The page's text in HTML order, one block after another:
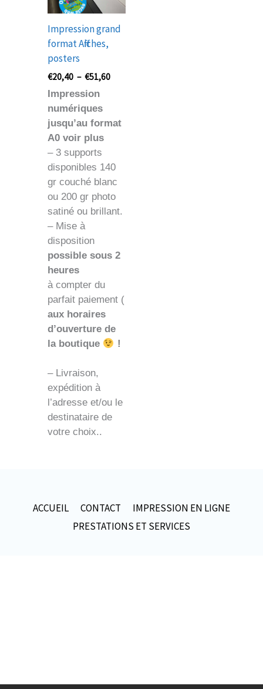
Impression grand
format Affiches,
posters
€20,40 – €51,60
€51,60
Impression
numériques
jusqu’au format
A0 voir plus
– 3 supports
disponibles 140
gr couché blanc
ou 200 gr photo
satiné ou brillant.
– Mise à
disposition
possible sous 2
heures
à compter du
parfait paiement (
aux horaires
d’ouverture de
la boutique
!
– Livraison,
expédition à
l’adresse et/ou le
destinataire de
votre choix..
ACCUEIL CONTACT
IMPRESSION EN LIGNE
PRESTATIONS ET SERVICES